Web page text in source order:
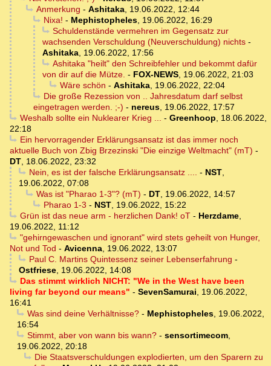
Anmerkung - Ashitaka, 19.06.2022, 12:44
Nixa! - Mephistopheles, 19.06.2022, 16:29
Schuldenstände vermehren im Gegensatz zur
wachsenden Verschuldung (Neuverschuldung) nichts -
Ashitaka, 19.06.2022, 17:56
Ashitaka "heilt" den Schreibfehler und bekommt dafür
von dir auf die Mütze. - FOX-NEWS, 19.06.2022, 21:03
Wäre schön - Ashitaka, 19.06.2022, 22:04
Die große Rezession von .. Jahresdatum darf selbst
eingetragen werden. ;-) - nereus, 19.06.2022, 17:57
Weshalb sollte ein Nuklearer Krieg ... - Greenhoop, 18.06.2022,
22:18
Ein hervorragender Erklärungsansatz ist das immer noch
aktuelle Buch von Zbig Brzezinski "Die einzige Weltmacht" (mT) -
DT, 18.06.2022, 23:32
Nein, es ist der falsche Erklärungsansatz .... - NST,
19.06.2022, 07:08
Was ist "Pharao 1-3"? (mT) - DT, 19.06.2022, 14:57
Pharao 1-3 - NST, 19.06.2022, 15:22
Grün ist das neue arm - herzlichen Dank! oT- Herzdame,
19.06.2022, 11:12
"gehirngewaschen und ignorant" wird stets geheilt von Hunger,
Not und Tod - Avicenna, 19.06.2022, 13:07
Paul C. Martins Quintessenz seiner Lebenserfahrung -
Ostfriese, 19.06.2022, 14:08
Das stimmt wirklich NICHT: "We in the West have been
living far beyond our means" - SevenSamurai, 19.06.2022,
16:41
Was sind deine Verhältnisse?- Mephistopheles, 19.06.2022,
16:54
Stimmt, aber von wann bis wann?- sensortimecom,
19.06.2022, 20:18
Die Staatsverschuldungen explodierten, um den Sparern zu